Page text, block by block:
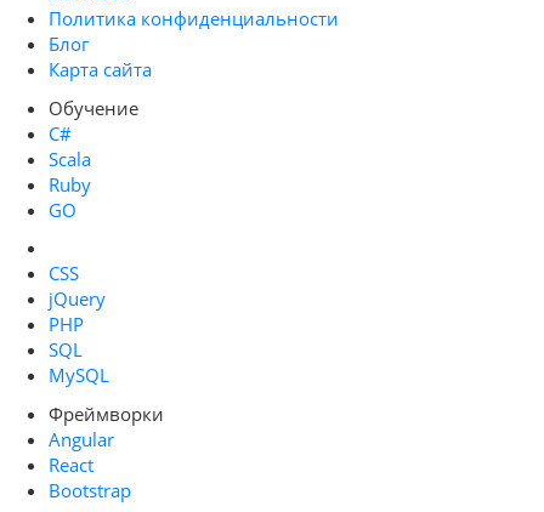
Политика конфиденциальности
Блог
Карта сайта
Обучение
C#
Scala
Ruby
GO
CSS
jQuery
PHP
SQL
MySQL
Фреймворки
Angular
React
Bootstrap